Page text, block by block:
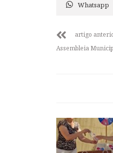
Whatsapp
artigo
Assembleia